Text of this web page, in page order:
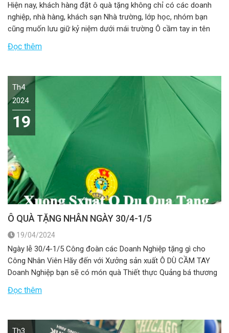
Hiện nay, khách hàng đặt ô quà tặng không chỉ có các doanh
nghiệp, nhà hàng, khách sạn Nhà trường, lớp học, nhóm bạn
cũng muốn lưu giữ kỷ niệm dưới mái trường Ô cầm tay in tên
khoảng khắc ngộ nghĩnh […]
Đọc thêm
Th4
2024
19
Ô QUÀ TẶNG NHÂN NGÀY 30/4-1/5
19/04/2024
Ngày lễ 30/4-1/5 Công đoàn các Doanh Nghiệp tặng gì cho
Công Nhân Viên Hãy đến với Xưởng sản xuất Ô DÙ CẦM TAY
Doanh Nghiệp bạn sẽ có món quà Thiết thực Quảng bá thương
sản xuất theo yêu cầu […]
Đọc thêm
Th3